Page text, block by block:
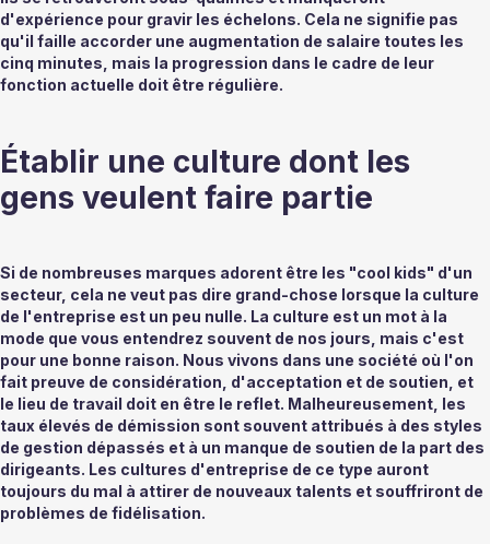
d'expérience pour gravir les échelons. Cela ne signifie pas
qu'il faille accorder une augmentation de salaire toutes les
cinq minutes, mais la progression dans le cadre de leur
fonction actuelle doit être régulière.
Établir une culture dont les
gens veulent faire partie
Si de nombreuses marques adorent être les "cool kids" d'un
secteur, cela ne veut pas dire grand-chose lorsque la culture
de l'entreprise est un peu nulle. La culture est un mot à la
mode que vous entendrez souvent de nos jours, mais c'est
pour une bonne raison. Nous vivons dans une société où l'on
fait preuve de considération, d'acceptation et de soutien, et
le lieu de travail doit en être le reflet. Malheureusement, les
taux élevés de démission sont souvent attribués à des styles
de gestion dépassés et à un manque de soutien de la part des
dirigeants. Les cultures d'entreprise de ce type auront
toujours du mal à attirer de nouveaux talents et souffriront de
problèmes de fidélisation.